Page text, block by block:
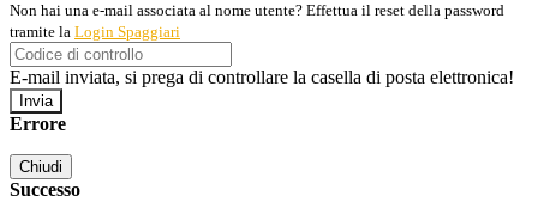
Non hai una e-mail associata al nome utente? Effettua il reset della password
tramite la Login Spaggiari
E-mail inviata, si prega di controllare la casella di posta elettronica!
Errore
Chiudi
Successo